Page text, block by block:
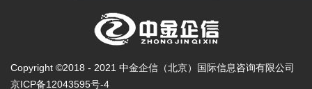
Copyright ©2018 - 2021 中金企信（北京）国际信息咨询有限公司
京ICP备12043595号-4